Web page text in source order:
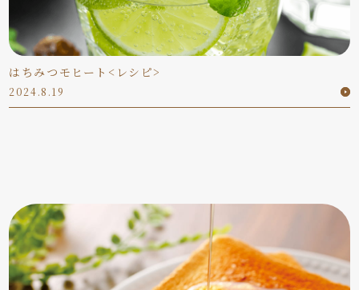
はちみつモヒート<レシピ>
2024.8.19